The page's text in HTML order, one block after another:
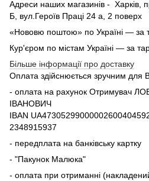
Адреси наших магазинів - Харків,
Б, вул.Героїв Праці 24 а, 2 поверх
«Нововю поштою» по Україні — за
Кур'єром по містам Україні — за
Більше інформації про доставку
Оплата здійснюється зручним для
- оплата на рахунок Отримувач
ІВАНОВИЧ
IBAN
2348915937
- передплата на банківську картку
- "Пакунок Малюка"
- оплата при отриманні